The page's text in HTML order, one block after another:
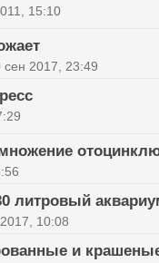
15:10
сен 2017, 23:49
литровый
10:08
и